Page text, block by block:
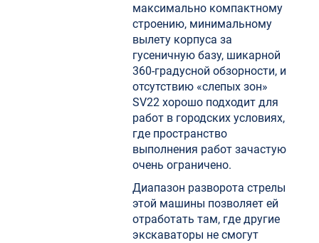
максимально компактному
строению, минимальному
вылету корпуса за
гусеничную базу, шикарной
360-градусной обзорности, и
отсутствию «слепых зон»
SV22 хорошо подходит для
работ в городских условиях,
где пространство
выполнения работ зачастую
очень ограничено.
Диапазон разворота стрелы
этой машины позволяет ей
отработать там, где другие
экскаваторы не смогут